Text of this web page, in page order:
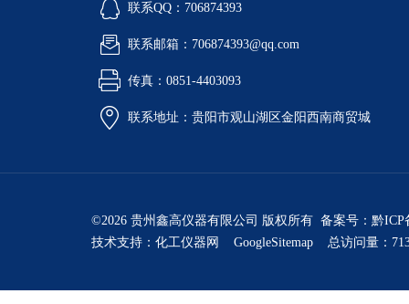
联系QQ：706874393
联系邮箱：706874393@qq.com
传真：0851-4403093
联系地址：贵阳市观山湖区金阳西南商贸城
©2026 贵州鑫高仪器有限公司 版权所有 备案号： 黔ICP
技术支持： 化工仪器网 GoogleSitemap 总访问量：